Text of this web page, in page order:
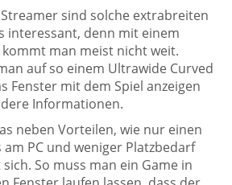
sind solche extrabreiten
interessant, denn mit einem
man meist nicht weit.
auf so einem Ultrawide Curved
Fenster mit dem Spiel anzeigen
Informationen.
neben Vorteilen, wie nur einen
PC und weniger Platzbedarf
So muss man ein Game in